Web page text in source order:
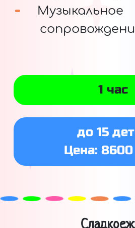
Музыкальное
1 час
до 15
Цена: 8600